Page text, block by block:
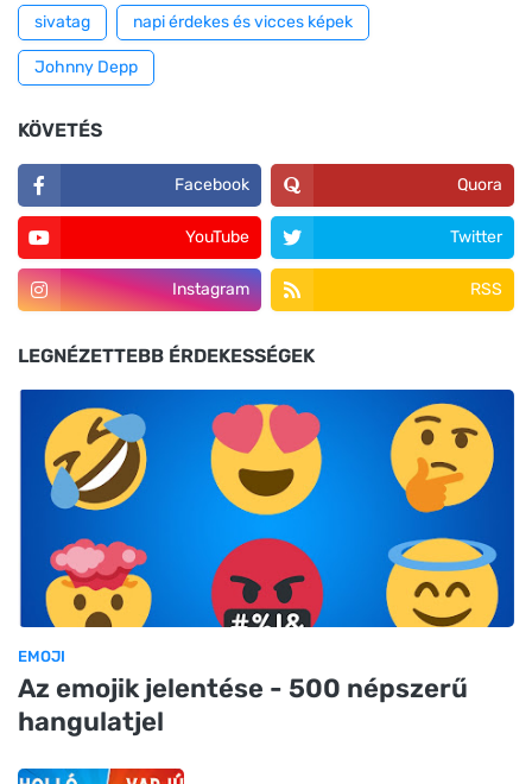
sivatag napi érdekes és vicces képek
Johnny Depp
KÖVETÉS
Facebook Quora
YouTube Twitter
Instagram RSS
LEGNÉZETTEBB ÉRDEKESSÉGEK
EMOJI
Az emojik jelentése - 500 népszerű
hangulatjel